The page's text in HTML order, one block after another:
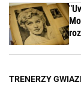
TRENERZY